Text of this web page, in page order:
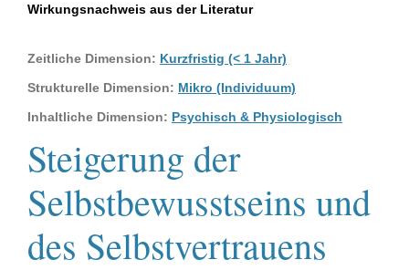
Wirkungsnachweis aus der Literatur
Zeitliche Dimension: Kurzfristig (< 1 Jahr)
Strukturelle Dimension: Mikro (Individuum)
Inhaltliche Dimension: Psychisch & Physiologisch
Steigerung der
Selbstbewusstseins und
des Selbstvertrauens